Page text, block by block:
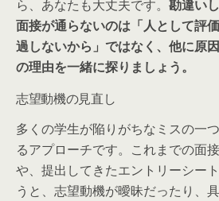
ら、あなたも大丈夫です。 勘違い
面接が通らないのは「人として評
過しないから」ではなく、 他に原
の理由を一緒に探りましょう。
志望動機の見直し
多くの学生が陥りがちなミスの一
るアプローチです。これまでの面
や、提出してきたエントリーシー
うと、志望動機が曖昧だったり、